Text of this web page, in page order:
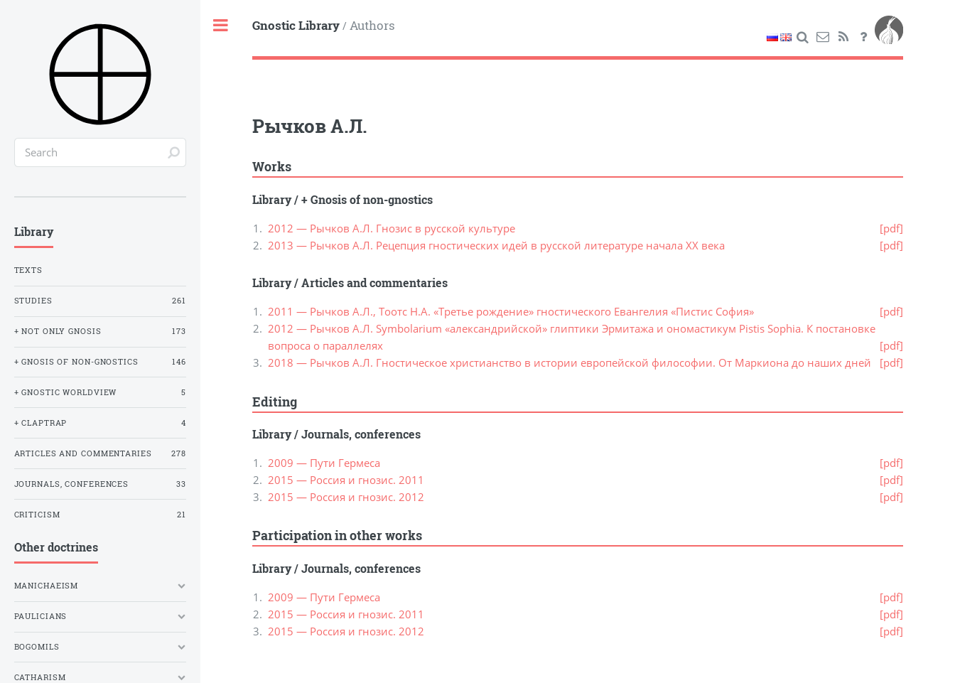
Gnostic Library/ Authors
Рычков А.Л.
Works
Library/+ Gnosis of non-gnostics
2012 — Рычков А.Л. Гнозис в русской культуре
[pdf]
2013 — Рычков А.Л. Рецепция гностических идей в русской литературе начала XX века
[pdf]
Library/Articles and commentaries
2011 — Рычков А.Л., Тоотс Н.А. «Третье рождение» гностического Евангелия «Пистис София»
[pdf]
2012 — Рычков А.Л. Symbolarium «александрийской» глиптики Эрмитажа и ономастикум Pistis Sophia. К постановке
вопроса о параллелях
[pdf]
2018 — Рычков А.Л. Гностическое христианство в истории европейской философии. От Маркиона до наших дней
[pdf]
Editing
Library/Journals, conferences
2009 — Пути Гермеса
[pdf]
2015 — Россия и гнозис. 2011
[pdf]
2015 — Россия и гнозис. 2012
[pdf]
Participation in other works
Library/Journals, conferences
2009 — Пути Гермеса
[pdf]
2015 — Россия и гнозис. 2011
[pdf]
2015 — Россия и гнозис. 2012
[pdf]
Library
TEXTS
STUDIES 261
+ NOT ONLY GNOSIS 173
+ GNOSIS OF NON-GNOSTICS 146
+ GNOSTIC WORLDVIEW 5
+ CLAPTRAP 4
ARTICLES AND COMMENTARIES 278
JOURNALS, CONFERENCES 33
CRITICISM 21
Other doctrines
MANICHAEISM
PAULICIANS
BOGOMILS
CATHARISM
Toggle